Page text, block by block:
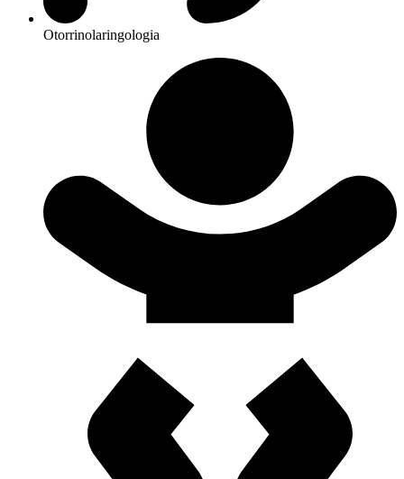
Otorrinolaringologia